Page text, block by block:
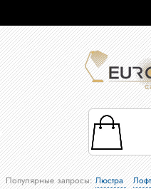
Популярные запросы:Люстра